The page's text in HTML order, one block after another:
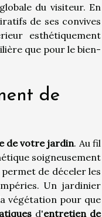
du visiteur. En
de ses convives
esthétiquement
que pour le bien-
de
de votre jardin. Au fil
soigneusement
de déceler les
Un jardinier
végétation pour que
d'entretien de